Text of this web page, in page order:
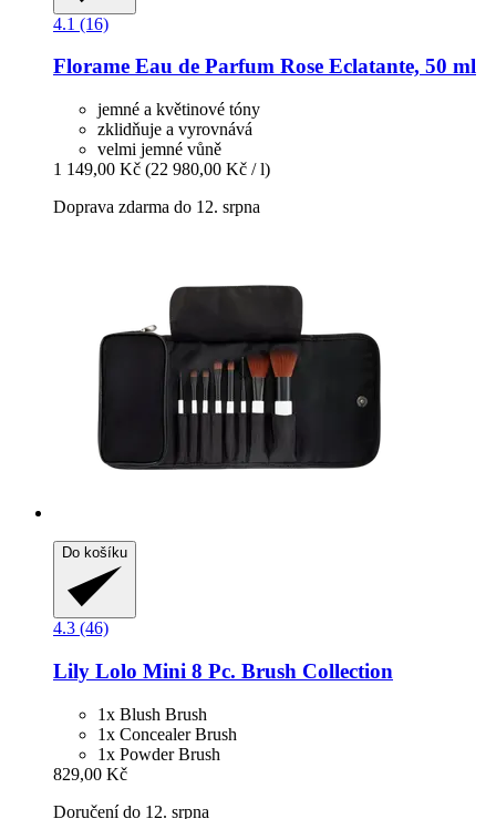
4.1 (16)
Florame Eau de Parfum Rose Eclatante, 50 ml
jemné a květinové tóny
zklidňuje a vyrovnává
velmi jemné vůně
1 149,00 Kč (22 980,00 Kč / l)
Doprava zdarma do 12. srpna
Do košíku
4.3 (46)
Lily Lolo Mini 8 Pc. Brush Collection
1x Blush Brush
1x Concealer Brush
1x Powder Brush
829,00 Kč
Doručení do 12. srpna